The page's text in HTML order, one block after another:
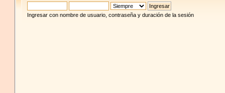
Ingresar con nombre de usuario, contraseña y duración de la sesión